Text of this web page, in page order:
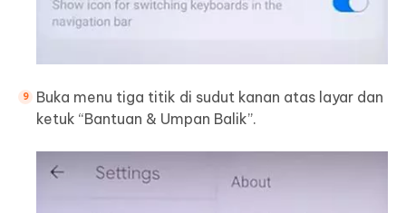
Buka menu tiga titik di sudut kanan atas layar dan
ketuk “Bantuan & Umpan Balik”.